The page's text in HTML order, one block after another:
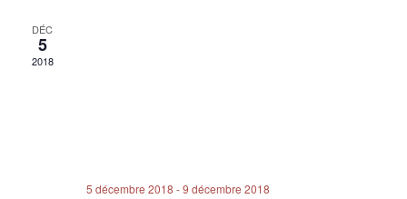
DÉC
5
2018
5 décembre 2018 -9 décembre 2018